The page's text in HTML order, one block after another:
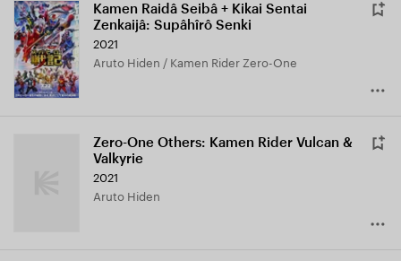
Kamen Raidâ Seibâ + Kikai Sentai
Zenkaijâ: Supâhîrô Senki
2021
Aruto Hiden / Kamen Rider Zero-One
Zero-One Others: Kamen Rider Vulcan &
Valkyrie
2021
Aruto Hiden